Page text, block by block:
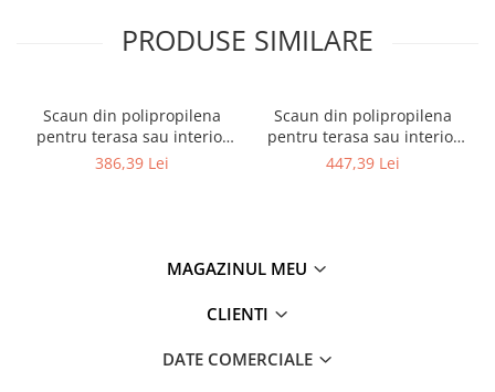
PRODUSE SIMILARE
Scaun din polipropilena
pentru terasa sau interior
JOY
386,39 Lei
Scaun din polipropilena
pentru terasa sau interior
JOY ARM
447,39 Lei
MAGAZINUL MEU
CLIENTI
DATE COMERCIALE